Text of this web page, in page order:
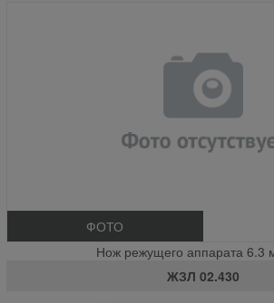
ФОТО
Нож режущего аппарата 6.3
ЖЗЛ 02.430